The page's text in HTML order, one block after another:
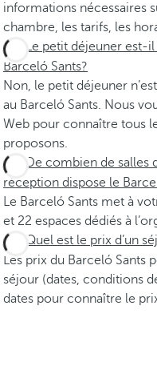
informations nécessaires
chambre, les tarifs, les
Le petit déjeuner est-
Barceló Sants?
Non, le petit déjeuner
au Barceló Sants. Nous
Web pour connaître tous
proposons.
De combien de salles
réception dispose le
Le Barceló Sants met à
et 22 espaces dédiés à
Quel est le prix d’un
Les prix du Barceló Sants
séjour (dates, conditions
dates pour connaître le